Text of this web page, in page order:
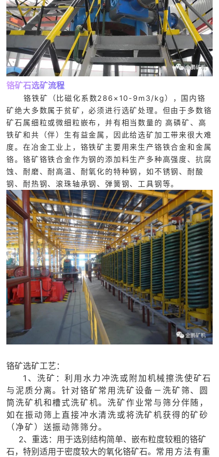
铬矿石选矿流程
铬铁矿（比磁化系数286×10-9m3/kg），国内铬
矿绝大多数属于贫矿，必须进行选矿处理。但由于多数铬
矿石属细粒或微细粒嵌布，并有相当数量的 高磷矿、高
铁矿和共（伴）生有益金属，因此给选矿加工带来很大难
度。在冶金工业上，铬铁矿主要用来生产铬铁合金和金属
铬。铬矿铬铁合金作为钢的添加料生产多种高强度、抗腐
蚀、耐磨、耐高温、耐氧化的特种钢，如不锈钢、耐酸
钢、耐热钢、滚珠轴承钢、弹簧钢、工具钢等。
铬矿选矿工艺：
1、洗矿：利用水力冲洗或附加机械擦洗使矿石
与泥质分离。针对铬矿常用洗矿设备－洗矿筛、圆
筒洗矿机和槽式洗矿机。洗矿作业常与筛分伴随，
如在振动筛上直接冲水清洗或将洗矿机获得的矿砂
（净矿）送振动筛筛分。
2、重选：用于选别结构简单、嵌布粒度较粗的铬矿
石，特别适用于密度较大的氧化铬矿石。 常用方法有重